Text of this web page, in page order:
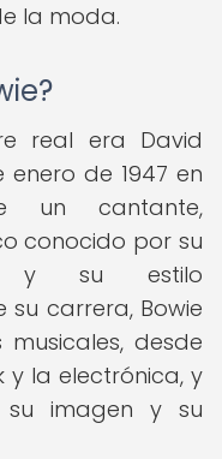
la moda.
real era David
enero de 1947 en
un cantante,
conocido por su
y su estilo
carrera, Bowie
desde
y la electrónica, y
imagen y su